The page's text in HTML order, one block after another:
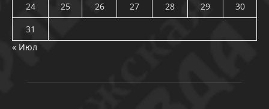
24
25 26 27 28 29
30
31
« Июл